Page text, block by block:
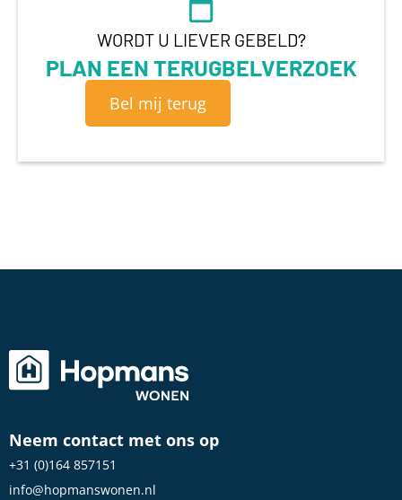
WORDT U LIEVER GEBELD?
PLAN EEN TERUGBELVERZOEK
Bel mij terug
Neem contact met ons op
+31 (0)164 857151
info@hopmanswonen.nl